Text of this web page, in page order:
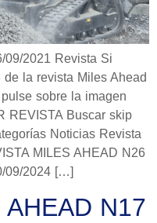
09/2021 Revista Si
la revista Miles Ahead
sobre la imagen
REVISTA Buscar skip
Noticias Revista
MILES AHEAD N26
09/2024 […]
AHEAD N17